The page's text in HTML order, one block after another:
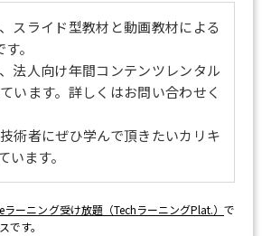
スライド型教材と動画教材による
。
法人向け年間コンテンツレンタル
います。詳しくはお問い合わせく
術者にぜひ学んで頂きたいカリキ
います。
eラーニング受け放題（TechラーニングPlat.）で
です。